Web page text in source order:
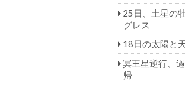
25日、土星の
グレス
18日の太陽と
冥王星逆行、
帰